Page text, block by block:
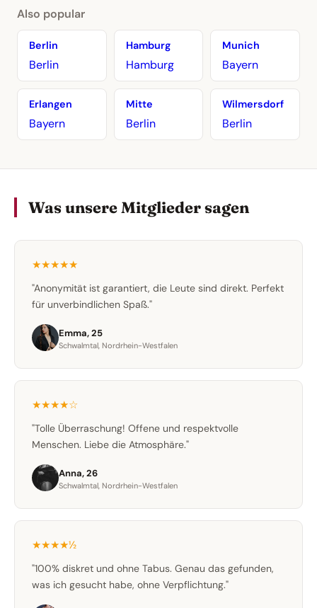
Also popular
Berlin
Berlin
Hamburg
Hamburg
Munich
Bayern
Erlangen
Bayern
Mitte
Berlin
Wilmersdorf
Berlin
Was unsere Mitglieder sagen
★★★★★
"Anonymität ist garantiert, die Leute sind direkt. Perfekt
für unverbindlichen Spaß."
Emma, 25
Schwalmtal, Nordrhein-Westfalen
★★★★☆
"Tolle Überraschung! Offene und respektvolle
Menschen. Liebe die Atmosphäre."
Anna, 26
Schwalmtal, Nordrhein-Westfalen
★★★★½
"100% diskret und ohne Tabus. Genau das gefunden,
was ich gesucht habe, ohne Verpflichtung."